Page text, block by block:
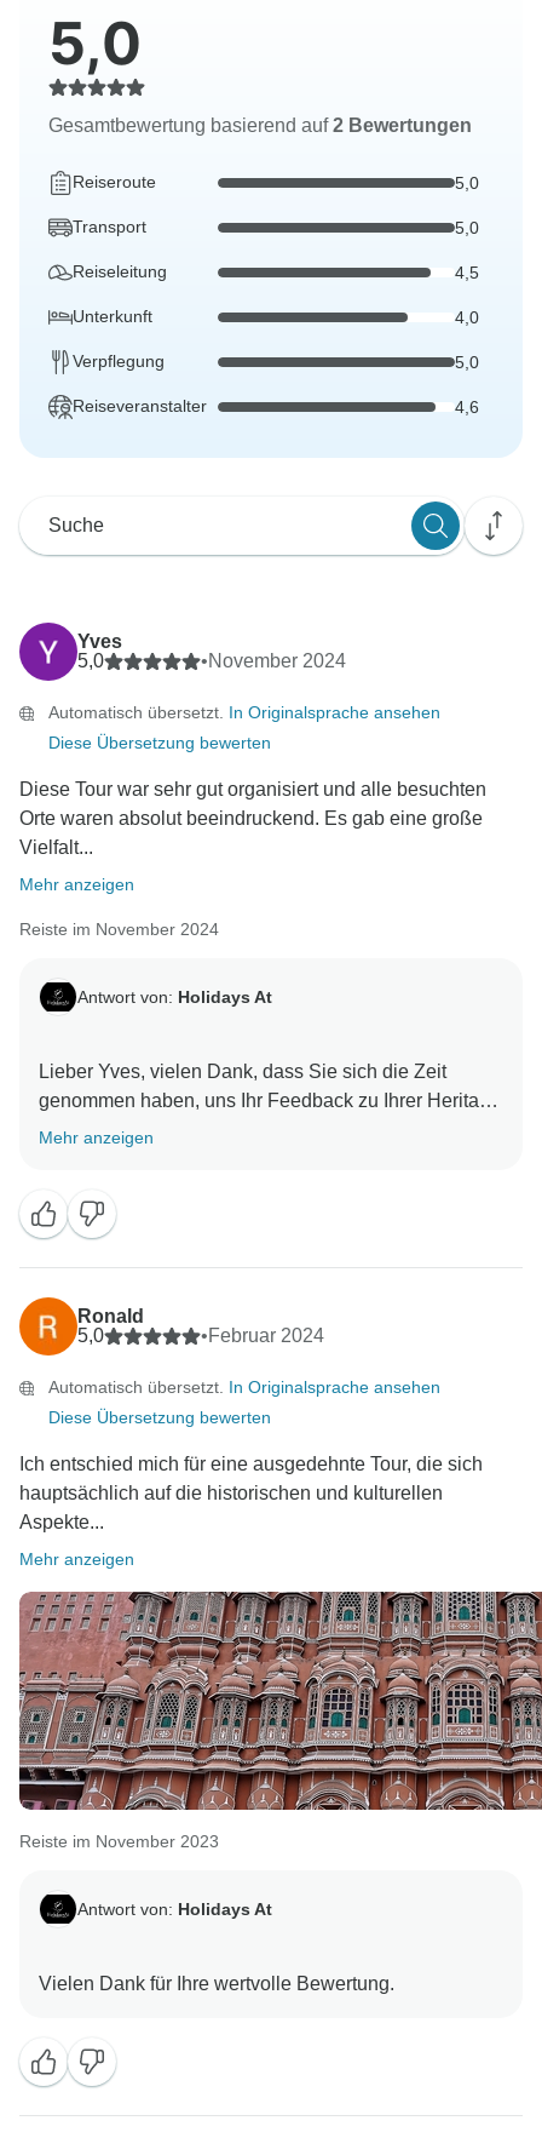
5,0
Gesamtbewertung basierend auf2 Bewertungen
Reiseroute 5,0
Transport 5,0
Reiseleitung 4,5
Unterkunft 4,0
Verpflegung 5,0
Reiseveranstalter 4,6
Yves
5,0
•November 2024
Automatisch übersetzt. In Originalsprache ansehen
Diese Übersetzung bewerten
Diese Tour war sehr gut organisiert und alle besuchten
Orte waren absolut beeindruckend. Es gab eine große
Vielfalt...
Mehr anzeigen
Reiste im November 2024
Antwort von: Holidays At
Lieber Yves, vielen Dank, dass Sie sich die Zeit
genommen haben, uns Ihr Feedback zu Ihrer Heritage
Tour nach Indien zu geben. Ihr Feedback ist wichtig
Mehr anzeigen
Ronald
5,0
•Februar 2024
Automatisch übersetzt. In Originalsprache ansehen
Diese Übersetzung bewerten
Ich entschied mich für eine ausgedehnte Tour, die sich
hauptsächlich auf die historischen und kulturellen
Aspekte...
Mehr anzeigen
Reiste im November 2023
Antwort von: Holidays At